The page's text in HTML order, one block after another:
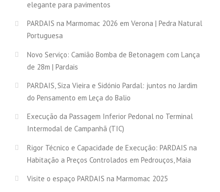
elegante para pavimentos
PARDAIS na Marmomac 2026 em Verona | Pedra Natural
Portuguesa
Novo Serviço: Camião Bomba de Betonagem com Lança
de 28m | Pardais
PARDAIS, Siza Vieira e Sidónio Pardal: juntos no Jardim
do Pensamento em Leça do Balio
Execução da Passagem Inferior Pedonal no Terminal
Intermodal de Campanhã (TIC)
Rigor Técnico e Capacidade de Execução: PARDAIS na
Habitação a Preços Controlados em Pedrouços, Maia
Visite o espaço PARDAIS na Marmomac 2025